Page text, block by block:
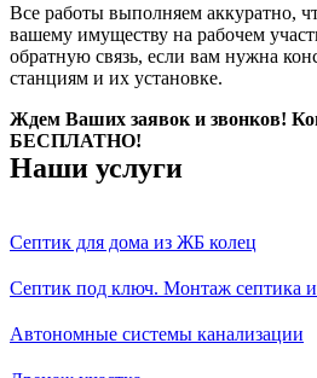
Все работы выполняем аккуратно,
вашему имуществу на рабочем
обратную связь, если вам нужна
станциям и их установке.
Ждем Ваших заявок и звонков!
БЕСПЛАТНО!
Наши услуги
Септик для дома из ЖБ колец
Септик под ключ. Монтаж септика
Автономные системы канализации